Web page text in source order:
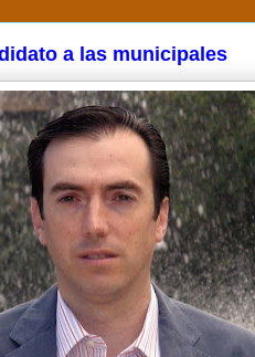
a las municipales